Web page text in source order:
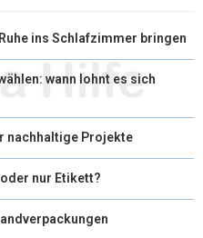
ins Schlafzimmer bringen
wann lohnt es sich
nachhaltige Projekte
nur Etikett?